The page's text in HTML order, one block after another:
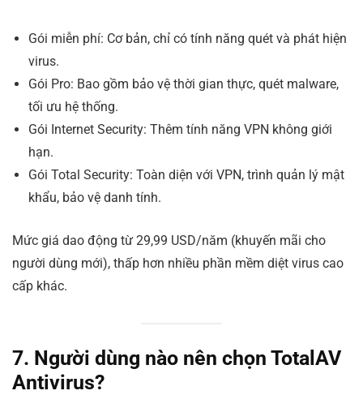
Gói miễn phí: Cơ bản, chỉ có tính năng quét và phát hiện
virus.
Gói Pro: Bao gồm bảo vệ thời gian thực, quét malware,
tối ưu hệ thống.
Gói Internet Security: Thêm tính năng VPN không giới
hạn.
Gói Total Security: Toàn diện với VPN, trình quản lý mật
khẩu, bảo vệ danh tính.
Mức giá dao động từ 29,99 USD/năm (khuyến mãi cho
người dùng mới), thấp hơn nhiều phần mềm diệt virus cao
cấp khác.
7. Người dùng nào nên chọn TotalAV
Antivirus?